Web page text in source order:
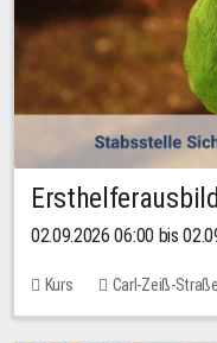
02.09.2026 06:00 bis
Kurs Carl-Zeiß-